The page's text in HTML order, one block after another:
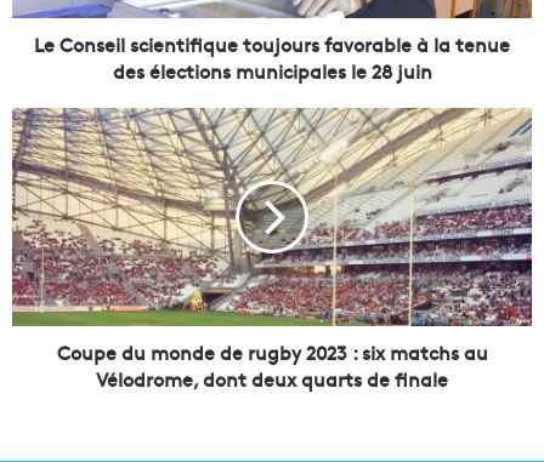
l
e
n
t
i
f
i
q
u
e
Le Conseil scientifique toujours favorable à la tenue
des élections municipales le 28 juin
C
o
u
p
e
d
u
m
o
Coupe du monde de rugby 2023 : six matchs au
Vélodrome, dont deux quarts de finale